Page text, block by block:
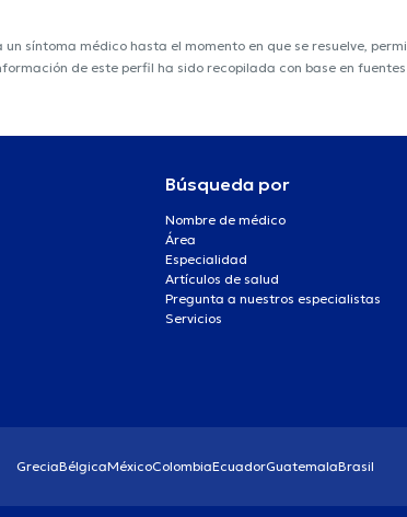
síntoma médico hasta el momento en que se resuelve,
de este perfil ha sido recopilada con base en
Búsqueda por
Nombre de médico
Área
Especialidad
Artículos de salud
Pregunta a nuestros especialistas
Servicios
GreciaBélgicaMéxicoColombiaEcuadorGuatemalaBrasil